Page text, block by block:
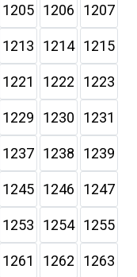
1205 1206 1207
1213 1214 1215
1221 1222 1223
1229 1230 1231
1237 1238 1239
1245 1246 1247
1253 1254 1255
1261 1262 1263